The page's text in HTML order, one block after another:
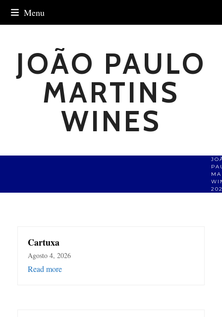
Menu
JOÃO PAULO
MARTINS
WINES
Cartuxa
Agosto 4, 2026
Read more